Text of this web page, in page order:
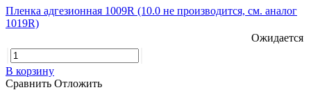
Пленка адгезионная 1009R (10.0 не производится, см. аналог
1019R)
Ожидается
В корзину
Сравнить Отложить